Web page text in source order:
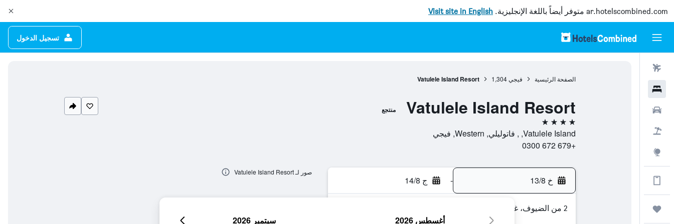
ar.hotelscombined.com متوفر أيضاً باللغة الإنجليزية. Visit site in English
تسجيل الدخول
الحصول على المزيد على التطبيق
الصفحة الرئيسية فيجي 1,304
Vatulele Island Resort
Vatulele Island Resort منتجع
4 نجوم
Vatulele Island, , فاتوليلي, Western, فيجي
+679 672 0300
خ 13/8 - ج 14/8
2 من الضيوف، غرفة واحدة
صور لـ Vatulele Island Resort
أغسطس 2026 سبتمبر 2026